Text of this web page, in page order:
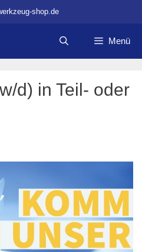
shop.de
Menü
d) in Teil- oder